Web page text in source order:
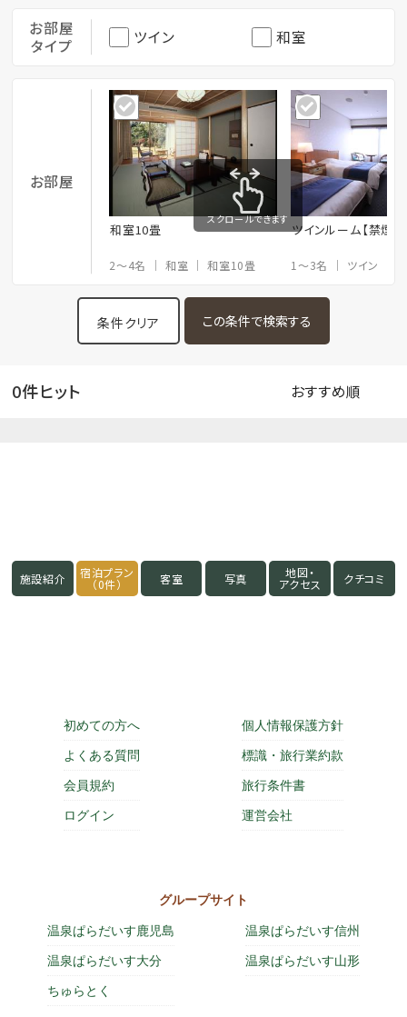
お部屋
タイプ
ツイン 和室
お部屋
和室10畳
2～4名 和室 和室10畳
ツインルーム【禁煙】
1～3名 ツイン
スクロールできます
条件クリア
0件ヒット
施設紹介 宿泊プラン
（0件） 客室 写真 地図・
アクセス クチコミ
初めての方へ
よくある質問
会員規約
ログイン
個人情報保護方針
標識・旅行業約款
旅行条件書
運営会社
グループサイト
温泉ぱらだいす鹿児島
温泉ぱらだいす大分
ちゅらとく
温泉ぱらだいす信州
温泉ぱらだいす山形